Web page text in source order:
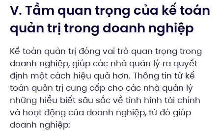
V. Tầm quan trọng của kế toán
quản trị trong doanh nghiệp
Kế toán quản trị đóng vai trò quan trọng trong
doanh nghiệp, giúp các nhà quản lý ra quyết
định một cách hiệu quả hơn. Thông tin từ kế
toán quản trị cung cấp cho các nhà quản lý
những hiểu biết sâu sắc về tình hình tài chính
và hoạt động của doanh nghiệp, từ đó giúp
doanh nghiệp: